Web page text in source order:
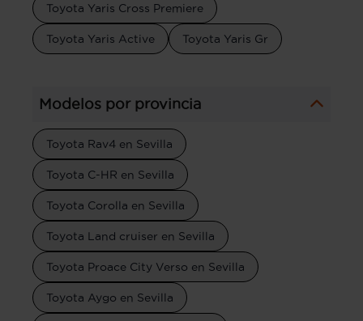
Toyota Yaris Cross Premiere
Toyota Yaris Active Toyota Yaris Gr
Modelos por provincia
Toyota Rav4 en Sevilla
Toyota C-HR en Sevilla
Toyota Corolla en Sevilla
Toyota Land cruiser en Sevilla
Toyota Proace City Verso en Sevilla
Toyota Aygo en Sevilla